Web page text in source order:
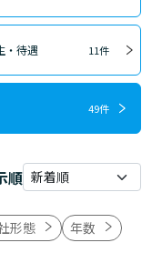
・待遇 11件
49件
順
形態
年数